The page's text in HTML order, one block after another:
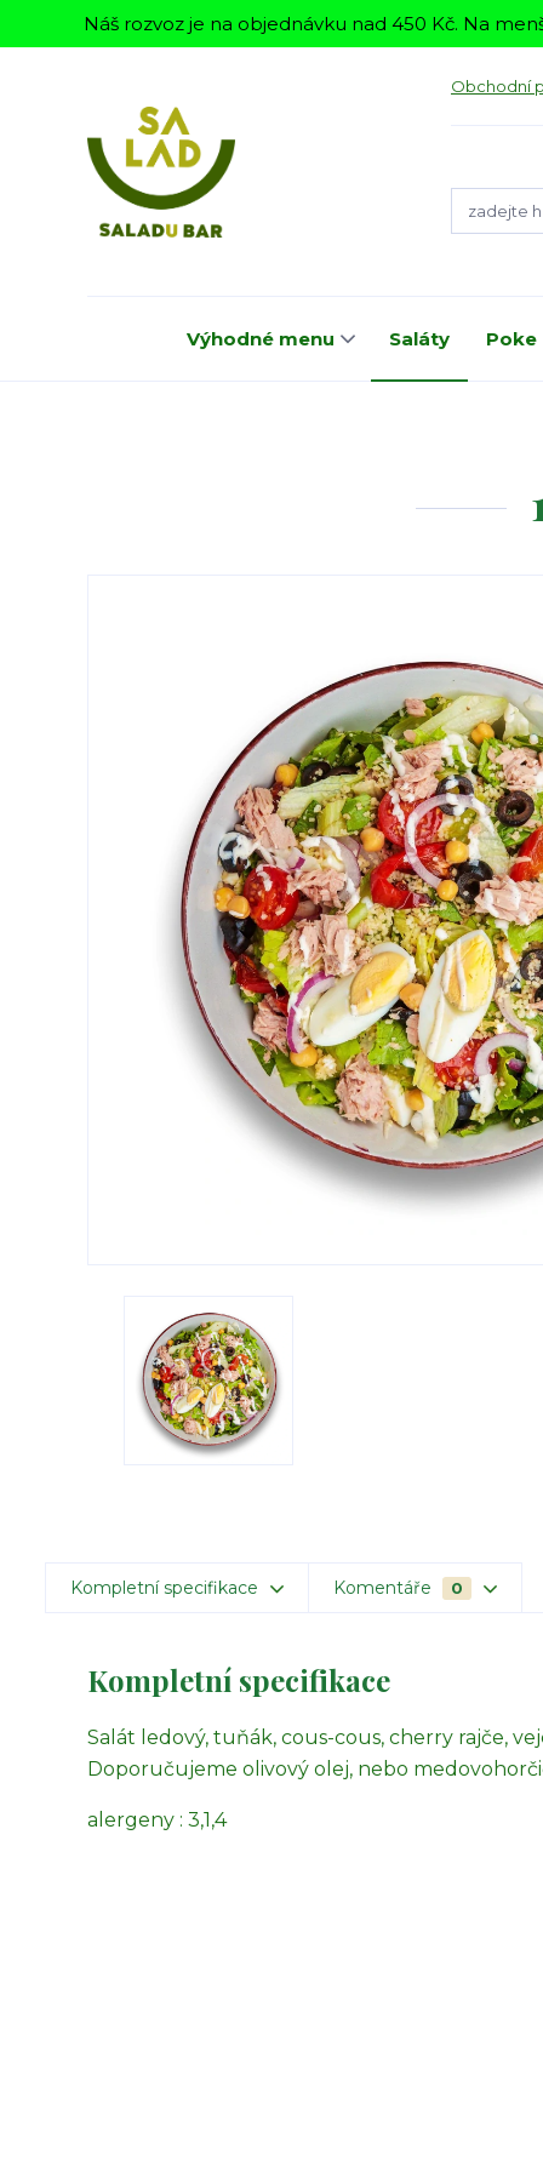
Náš rozvoz je na objednávku nad 450 Kč. Na
Obchodní
Výhodné menu Saláty Poke
Kompletní specifikace Komentáře 0
Kompletní specifikace
Salát ledový, tuňák, cous-cous, cherry rajče,
Doporučujeme olivový olej, nebo
alergeny : 3,1,4